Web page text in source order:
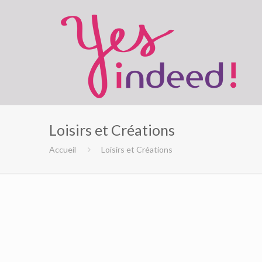
Loisirs et Créations
Accueil Loisirs et Créations